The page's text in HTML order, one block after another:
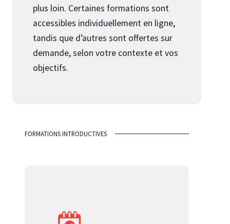
plus loin. Certaines formations sont
accessibles individuellement en ligne,
tandis que d’autres sont offertes sur
demande, selon votre contexte et vos
objectifs.
FORMATIONS INTRODUCTIVES